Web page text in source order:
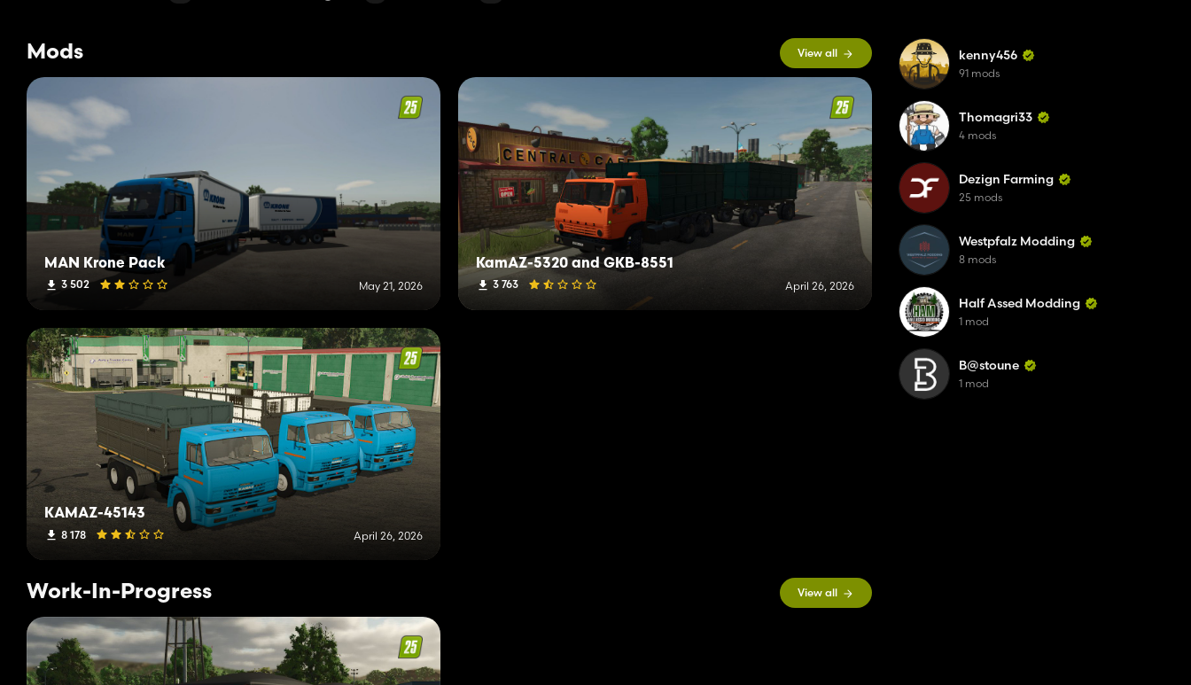
Mods View all
MAN Krone Pack
3 502 May 21, 2026
KamAZ-5320 and GKB-8551
3 763 April 26, 2026
KAMAZ-45143
8 178 April 26, 2026
Work-In-Progress View all
kenny456
91 mods
Thomagri33
4 mods
Dezign Farming
25 mods
Westpfalz Modding
8 mods
Half Assed Modding
1 mod
B@stoune
1 mod